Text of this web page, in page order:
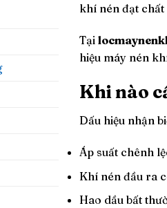
khí nén đạt
Tại
hiệu máy nén
Khi nào
Dấu hiệu nhận
Áp suất chênh
Khí nén đầu ra
Hao dầu bất